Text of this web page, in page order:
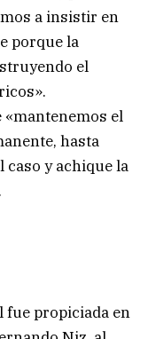
a insistir en
porque la
el
«mantenemos el
hasta
caso y achique la
fue propiciada en